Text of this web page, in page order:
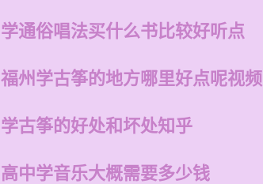
学通俗唱法买什么书比较好听点
福州学古筝的地方哪里好点呢视频
学古筝的好处和坏处知乎
高中学音乐大概需要多少钱